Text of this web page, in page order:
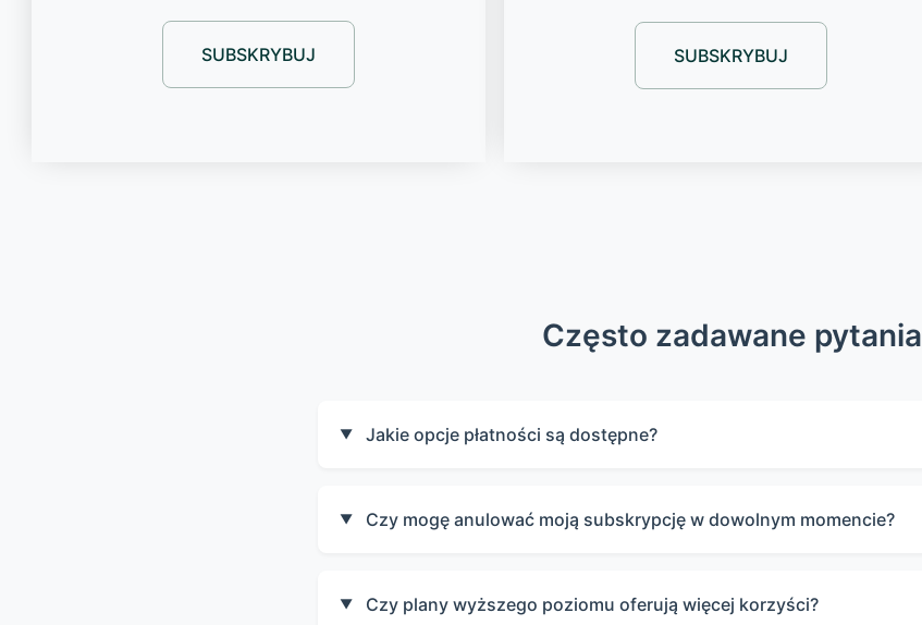
SUBSKRYBUJ SUBSKRYBUJ
Często zadawane pytania
▼ Jakie opcje płatności są dostępne?
▼ Czy mogę anulować moją subskrypcję w dowolnym momencie?
▼ Czy plany wyższego poziomu oferują więcej korzyści?